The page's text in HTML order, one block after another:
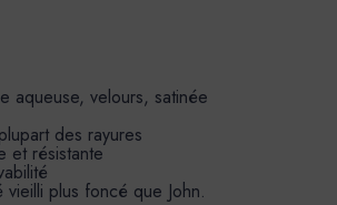
aqueuse, velours, satinée
des rayures
et résistante
plus foncé que John.